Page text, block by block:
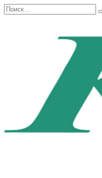
Перейти
к
Search
for: